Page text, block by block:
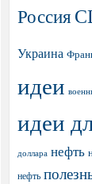
Россия
Украина
идеи
идеи
доллара нефть
нефть